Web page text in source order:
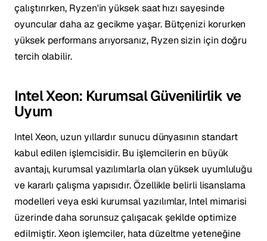
çalıştırırken, Ryzen'in yüksek saat hızı sayesinde
oyuncular daha az gecikme yaşar. Bütçenizi korurken
yüksek performans arıyorsanız, Ryzen sizin için doğru
tercih olabilir.
Intel Xeon: Kurumsal Güvenilirlik ve
Uyum
Intel Xeon, uzun yıllardır sunucu dünyasının standart
kabul edilen işlemcisidir. Bu işlemcilerin en büyük
avantajı, kurumsal yazılımlarla olan yüksek uyumluluğu
ve kararlı çalışma yapısıdır. Özellikle belirli lisanslama
modelleri veya eski kurumsal yazılımlar, Intel mimarisi
üzerinde daha sorunsuz çalışacak şekilde optimize
edilmiştir. Xeon işlemciler, hata düzeltme yeteneğine